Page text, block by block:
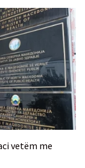
vetëm me